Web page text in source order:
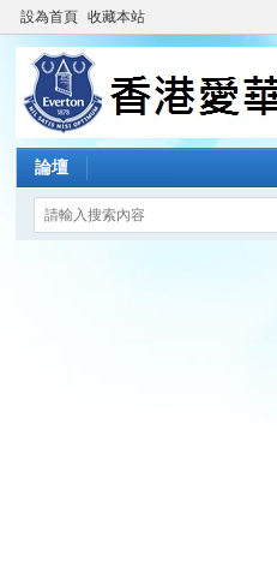
設為首頁 收藏本站
論壇